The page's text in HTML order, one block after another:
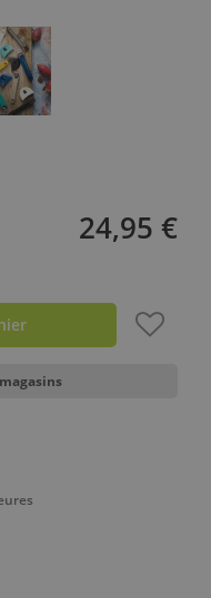
24,95 €